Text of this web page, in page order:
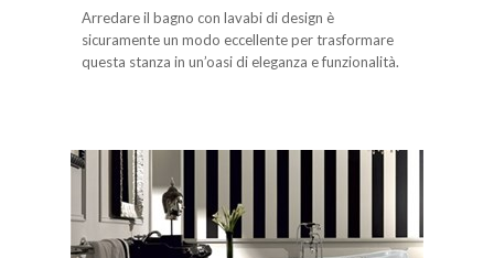
Arredare il bagno con lavabi di design è
sicuramente un modo eccellente per trasformare
questa stanza in un’oasi di eleganza e funzionalità.